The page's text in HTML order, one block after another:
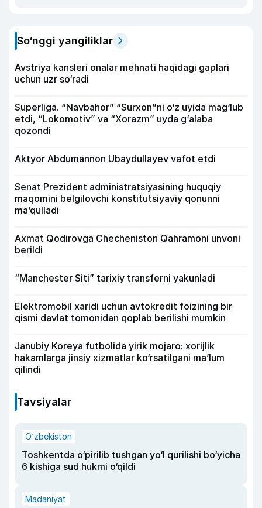
So‘nggi yangiliklar
Avstriya kansleri onalar mehnati haqidagi gaplari
uchun uzr so‘radi
Superliga. “Navbahor” “Surxon”ni o‘z uyida mag‘lub
etdi, “Lokomotiv” va “Xorazm” uyda g‘alaba
qozondi
Aktyor Abdu­mannon Ubaydullayev vafot etdi
Senat Prezident administratsiyasining huquqiy
maqomini belgilovchi konstitutsiyaviy qonunni
ma’qulladi
Axmat Qodirovga Checheniston Qahramoni unvoni
berildi
“Manchester Siti” tarixiy transferni yakunladi
Elektromobil xaridi uchun avtokredit foizining bir
qismi davlat tomonidan qoplab berilishi mumkin
Janubiy Koreya futbolida yirik mojaro: xorijlik
hakamlarga jinsiy xizmatlar ko‘rsatilgani ma’lum
qilindi
Tavsiyalar
O‘zbekiston
Toshkentda o‘pirilib tushgan yo‘l qurilishi bo‘yicha
6 kishiga sud hukmi o‘qildi
Madaniyat